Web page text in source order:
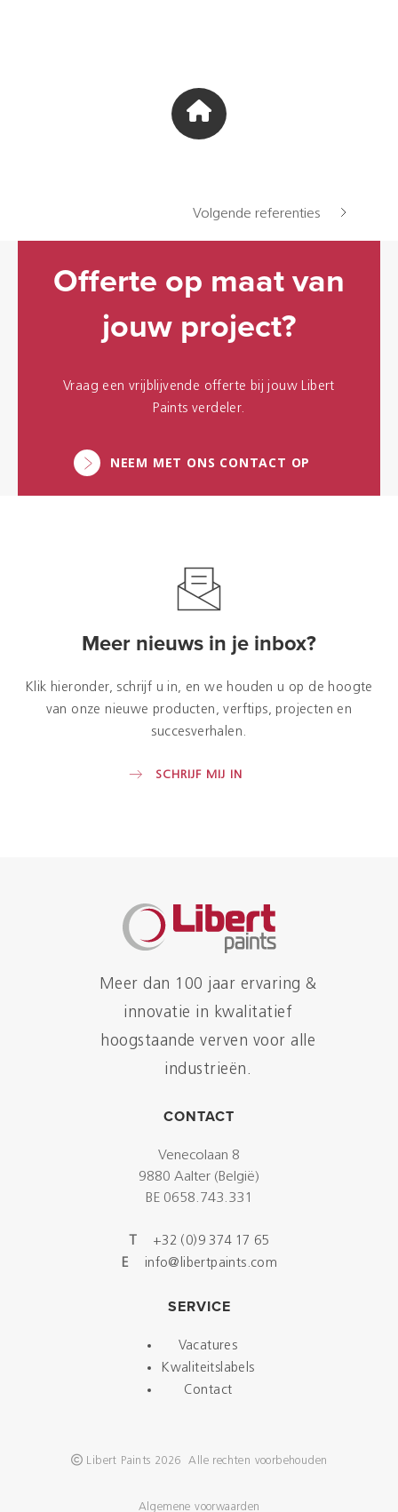
Volgende referenties
Offerte op maat van
jouw project?
Vraag een vrijblijvende offerte bij jouw Libert
Paints verdeler.
NEEM MET ONS CONTACT OP
Meer nieuws in je inbox?
Klik hieronder, schrijf u in, en we houden u op de hoogte
van onze nieuwe producten, verftips, projecten en
succesverhalen.
SCHRIJF MIJ IN
Meer dan 100 jaar ervaring &
innovatie in kwalitatief
hoogstaande verven voor alle
industrieën.
CONTACT
Venecolaan 8
9880 Aalter (België)
BE 0658.743.331
+32 (0)9 374 17 65
E info@libertpaints.com
SERVICE
Vacatures
Kwaliteitslabels
Contact
Libert Paints 2026 Alle rechten voorbehouden
Algemene voorwaarden